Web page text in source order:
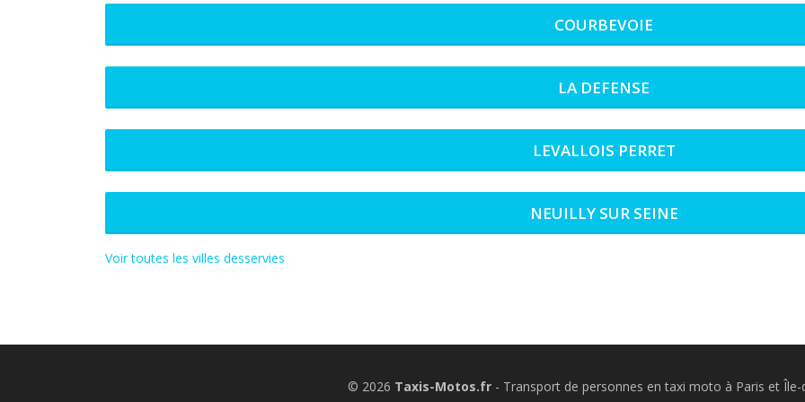
COURBEVOIE
LA DEFENSE
LEVALLOIS PERRET
NEUILLY SUR SEINE
Voir toutes les villes desservies
© 2026 Taxis-Motos.fr - Transport de personnes en taxi moto à Paris et Île-